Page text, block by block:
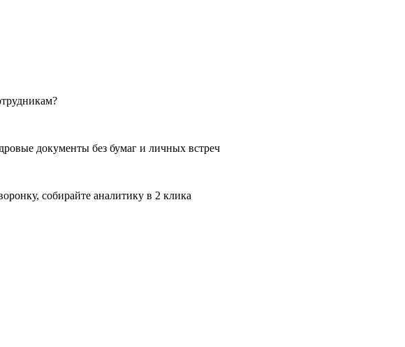
документы без бумаг и личных встреч
собирайте аналитику в 2 клика